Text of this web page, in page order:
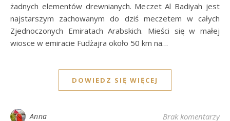
żadnych elementów drewnianych. Meczet Al Badiyah jest
najstarszym zachowanym do dziś meczetem w całych
Zjednoczonych Emiratach Arabskich. Mieści się w małej
wiosce w emiracie Fudżajra około 50 km na…
DOWIEDZ SIĘ WIĘCEJ
Anna Brak komentarzy